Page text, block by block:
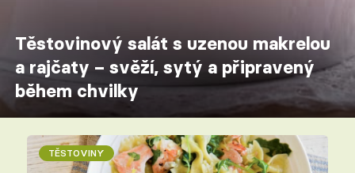
Těstovinový salát s uzenou makrelou
a rajčaty – svěží, sytý a připravený
během chvilky
TĚSTOVINY